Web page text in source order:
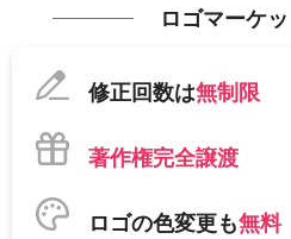
ロゴマーケ
修正回数は無制限
著作権完全譲渡
ロゴの色変更も無料